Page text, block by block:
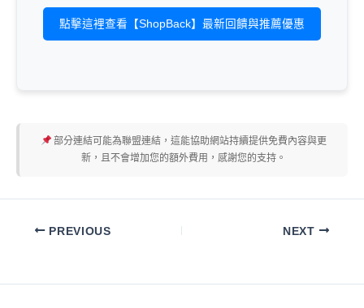
點擊這裡查看【ShopBack】最新回饋與推薦優惠
部分連結可能為聯盟連結，這能協助網站持續提供免費內容與更
新，且不會增加您的額外費用，感謝您的支持。
PREVIOUS NEXT